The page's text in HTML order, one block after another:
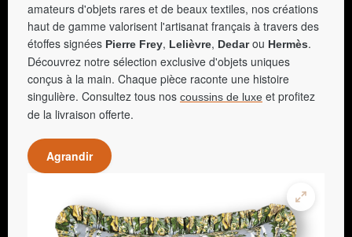
amateurs d'objets rares et de beaux textiles, nos créations
haut de gamme valorisent l'artisanat français à travers des
étoffes signées Pierre Frey, Lelièvre, Dedarou Hermès.
Découvrez notre sélection exclusive d'objets uniques
conçus à la main. Chaque pièce raconte une histoire
singulière. Consultez tous nos coussins de luxe et profitez
de la livraison offerte.
Agrandir